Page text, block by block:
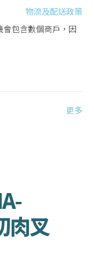
物流及配送政策
包含數個商戶，因
更多
肉叉